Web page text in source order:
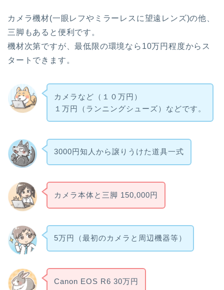
カメラ機材(一眼レフやミラーレスに望遠レンズ)の他、
三脚もあると便利です。
機材次第ですが、最低限の環境なら10万円程度からス
タートできます。
カメラなど（１０万円）
１万円（ランニングシューズ）などです。
3000円知人から譲りうけた道具一式
カメラ本体と三脚 150,000円
5万円（最初のカメラと周辺機器等）
Canon EOS R6 30万円